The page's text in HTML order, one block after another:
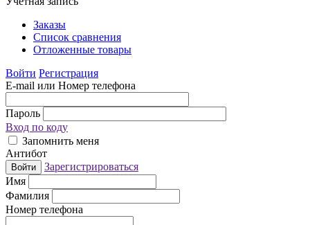
Заказы
Список сравнения
Отложенные товары
Войти Регистрация
E-mail или Номер телефона
Пароль
Вход по коду
Запомнить меня
Антибот
Войти
Зарегистрироваться
Имя
Фамилия
Номер телефона